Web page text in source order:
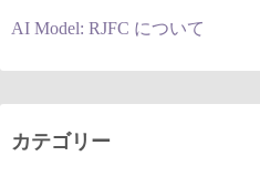
AI Model: RJFC について
カテゴリー